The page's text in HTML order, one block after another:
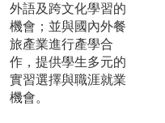
外語及跨文化學習的
機會；並與國內外餐
旅產業進行產學合
作，提供學生多元的
實習選擇與職涯就業
機會。